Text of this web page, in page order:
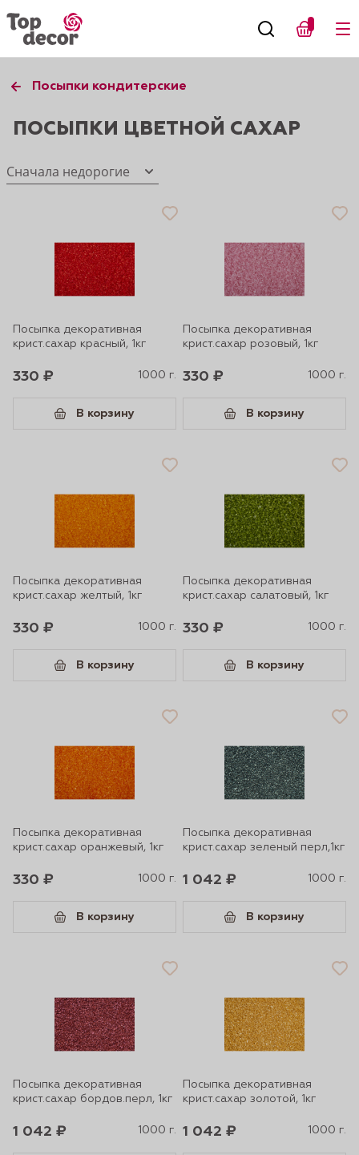
Посыпки кондитерские
ПОСЫПКИ ЦВЕТНОЙ САХАР
Сначала недорогие
Посыпка декоративная
крист.сахар красный, 1кг
330 ₽ 1000 г.
В корзину
Посыпка декоративная
крист.сахар розовый, 1кг
330 ₽ 1000 г.
В корзину
Посыпка декоративная
крист.сахар желтый, 1кг
330 ₽ 1000 г.
В корзину
Посыпка декоративная
крист.сахар салатовый, 1кг
330 ₽ 1000 г.
В корзину
Посыпка декоративная
крист.сахар оранжевый, 1кг
330 ₽ 1000 г.
В корзину
Посыпка декоративная
крист.сахар зеленый перл,1кг
1 042 ₽ 1000 г.
В корзину
Посыпка декоративная
крист.сахар бордов.перл, 1кг
1 042 ₽ 1000 г.
Посыпка декоративная
крист.сахар золотой, 1кг
1 042 ₽ 1000 г.